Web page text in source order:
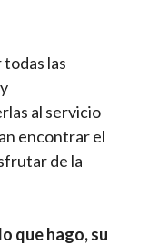
todas las
al servicio
encontrar el
de la
que hago, su